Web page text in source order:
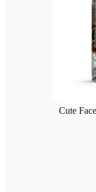
Cute